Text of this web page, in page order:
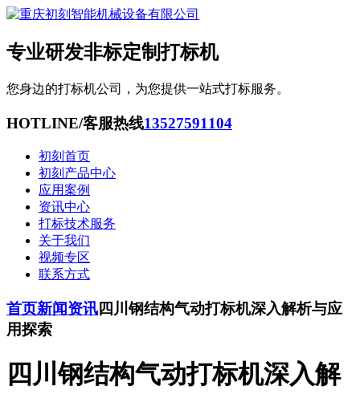
专业研发非标定制打标机
您身边的打标机公司，为您提供一站式打标服务。
HOTLINE/客服热线13527591104
初刻首页
初刻产品中心
应用案例
资讯中心
打标技术服务
关于我们
视频专区
联系方式
首页新闻资讯四川钢结构气动打标机深入解析与应
用探索
四川钢结构气动打标机深入解